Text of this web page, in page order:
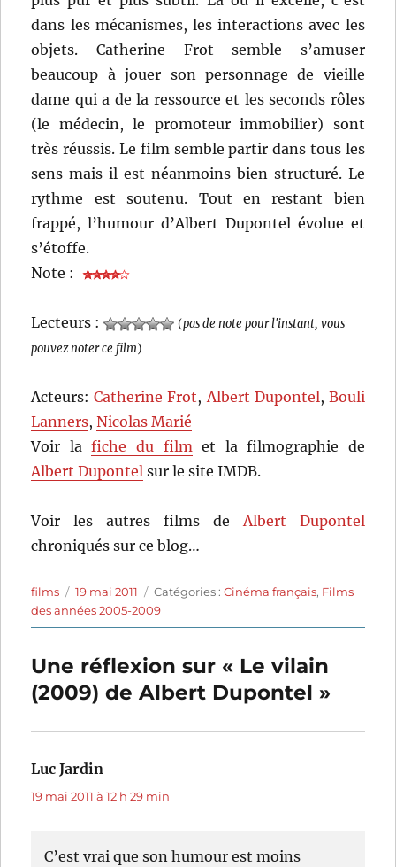
dans les mécanismes, les interactions avec les
objets. Catherine Frot semble s’amuser
beaucoup à jouer son personnage de vieille
dame qui a de la ressource et les seconds rôles
(le médecin, le promoteur immobilier) sont
très réussis. Le film semble partir dans tous les
sens mais il est néanmoins bien structuré. Le
rythme est soutenu. Tout en restant bien
frappé, l’humour d’Albert Dupontel évolue et
s’étoffe.
Note :
Lecteurs : (pas de note pour l'instant, vous
pouvez noter ce film)
Acteurs:Catherine Frot,Albert Dupontel, Bouli
Lanners,Nicolas Marié
Voir lafiche du filmet la filmographie de
Albert Dupontel sur le site IMDB.
Voir les autres films deAlbert Dupontel
chroniqués sur ce blog…
Auteur
films
Publié
le
19 mai 2011 Catégories
Catégories :Cinéma français, Films
des années 2005-2009
Une réflexion sur « Le vilain
(2009) de Albert Dupontel »
Luc Jardin
19 mai 2011 à 12 h 29 min
C’est vrai que son humour est moins